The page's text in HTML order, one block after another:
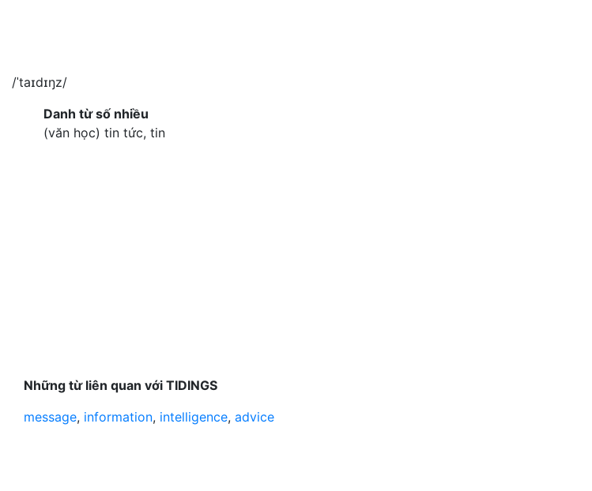
/ˈtaɪdɪŋz/
Danh từ số nhiều
(văn học) tin tức, tin
Những từ liên quan với TIDINGS
message, information, intelligence, advice